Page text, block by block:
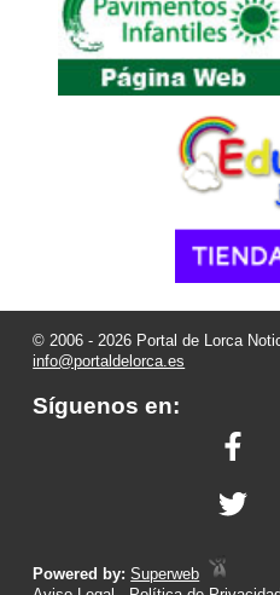
© 2006 - 2026 Portal de Lorca
info@portaldelorca.es
Síguenos en:
Powered by:Superweb